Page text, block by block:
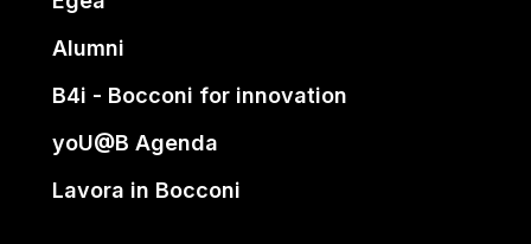
Alumni
B4i - Bocconi for innovation
yoU@B Agenda
Lavora in Bocconi